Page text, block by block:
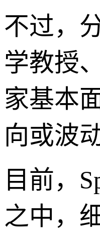
不过，
学教授
家基本
向或波
目前，
之中，